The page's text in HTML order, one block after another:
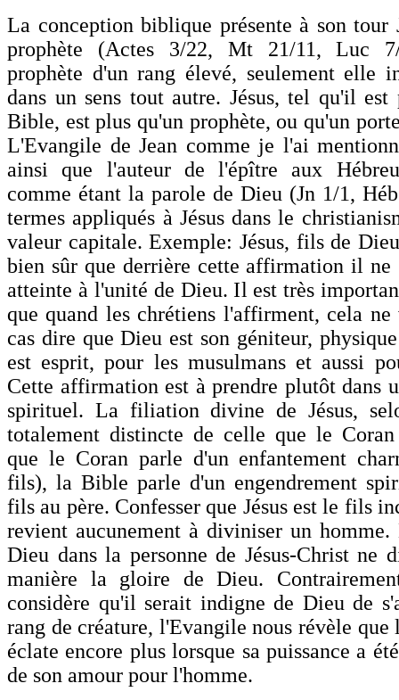
La conception biblique présente à son tour
prophète (Actes 3/22, Mt 21/11, Luc
prophète d'un rang élevé, seulement elle
dans un sens tout autre. Jésus, tel qu'il est
Bible, est plus qu'un prophète, ou qu'un
L'Evangile de Jean comme je l'ai
ainsi que l'auteur de l'épître aux
comme étant la parole de Dieu (Jn 1/1,
termes appliqués à Jésus dans le
valeur capitale. Exemple: Jésus, fils de
bien sûr que derrière cette affirmation il ne
atteinte à l'unité de Dieu. Il est très
que quand les chrétiens l'affirment, cela ne
cas dire que Dieu est son géniteur,
est esprit, pour les musulmans et aussi
Cette affirmation est à prendre plutôt dans
spirituel. La filiation divine de Jésus,
totalement distincte de celle que le Coran
que le Coran parle d'un enfantement
fils), la Bible parle d'un engendrement
fils au père. Confesser que Jésus est le fils
revient aucunement à diviniser un
Dieu dans la personne de Jésus-Christ ne
manière la gloire de Dieu.
considère qu'il serait indigne de Dieu de
rang de créature, l'Evangile nous révèle
éclate encore plus lorsque sa puissance a
de son amour pour l'homme.